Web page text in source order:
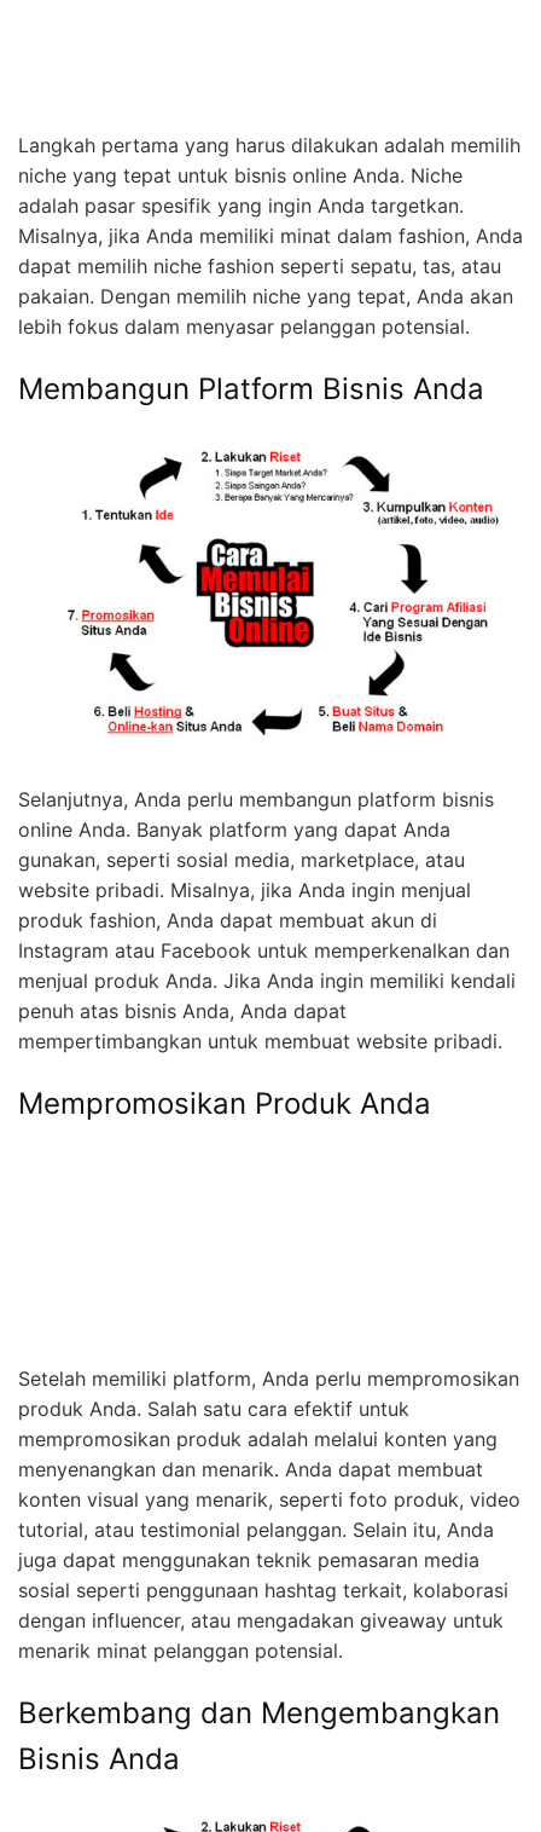
Langkah pertama yang harus dilakukan adalah memilih
niche yang tepat untuk bisnis online Anda. Niche
adalah pasar spesifik yang ingin Anda targetkan.
Misalnya, jika Anda memiliki minat dalam fashion, Anda
dapat memilih niche fashion seperti sepatu, tas, atau
pakaian. Dengan memilih niche yang tepat, Anda akan
lebih fokus dalam menyasar pelanggan potensial.
Membangun Platform Bisnis Anda
Selanjutnya, Anda perlu membangun platform bisnis
online Anda. Banyak platform yang dapat Anda
gunakan, seperti sosial media, marketplace, atau
website pribadi. Misalnya, jika Anda ingin menjual
produk fashion, Anda dapat membuat akun di
Instagram atau Facebook untuk memperkenalkan dan
menjual produk Anda. Jika Anda ingin memiliki kendali
penuh atas bisnis Anda, Anda dapat
mempertimbangkan untuk membuat website pribadi.
Mempromosikan Produk Anda
Setelah memiliki platform, Anda perlu mempromosikan
produk Anda. Salah satu cara efektif untuk
mempromosikan produk adalah melalui konten yang
menyenangkan dan menarik. Anda dapat membuat
konten visual yang menarik, seperti foto produk, video
tutorial, atau testimonial pelanggan. Selain itu, Anda
juga dapat menggunakan teknik pemasaran media
sosial seperti penggunaan hashtag terkait, kolaborasi
dengan influencer, atau mengadakan giveaway untuk
menarik minat pelanggan potensial.
Berkembang dan Mengembangkan
Bisnis Anda